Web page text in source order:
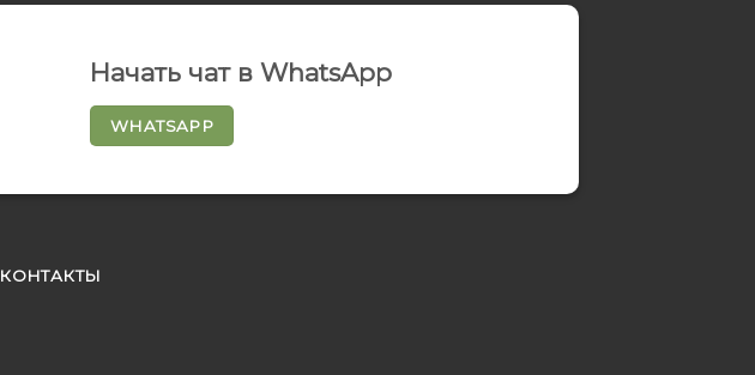
Начать чат в WhatsApp
WHATSAPP
КОНТАКТЫ